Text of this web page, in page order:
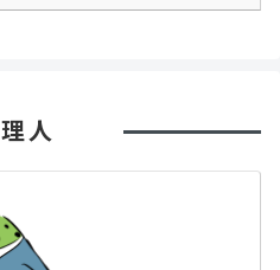
人